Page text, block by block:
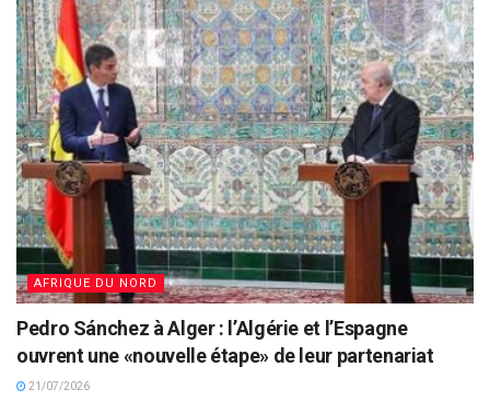
AFRIQUE DU NORD
Pedro Sánchez à Alger : l’Algérie et l’Espagne
ouvrent une «nouvelle étape» de leur partenariat
21/07/2026